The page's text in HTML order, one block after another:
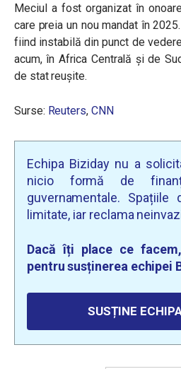
Meciul a fost organizat în
care preia un nou mandat în
fiind instabilă din punct de
acum, în Africa Centrală și de
de stat reușite.
Surse: Reuters, CNN
Echipa Biziday nu a
nicio formă de
guvernamentale.
limitate, iar reclama
Dacă îți place ce
pentru susținerea echipei
SUSȚINE